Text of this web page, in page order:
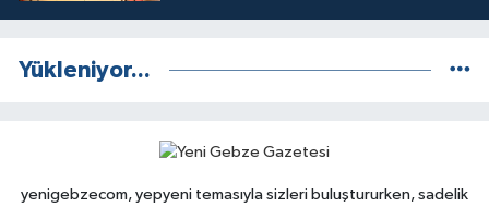
Yükleniyor...
yenigebzecom, yepyeni temasıyla sizleri buluştururken, sadelik